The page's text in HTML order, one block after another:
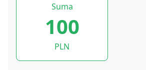
Suma
100
PLN